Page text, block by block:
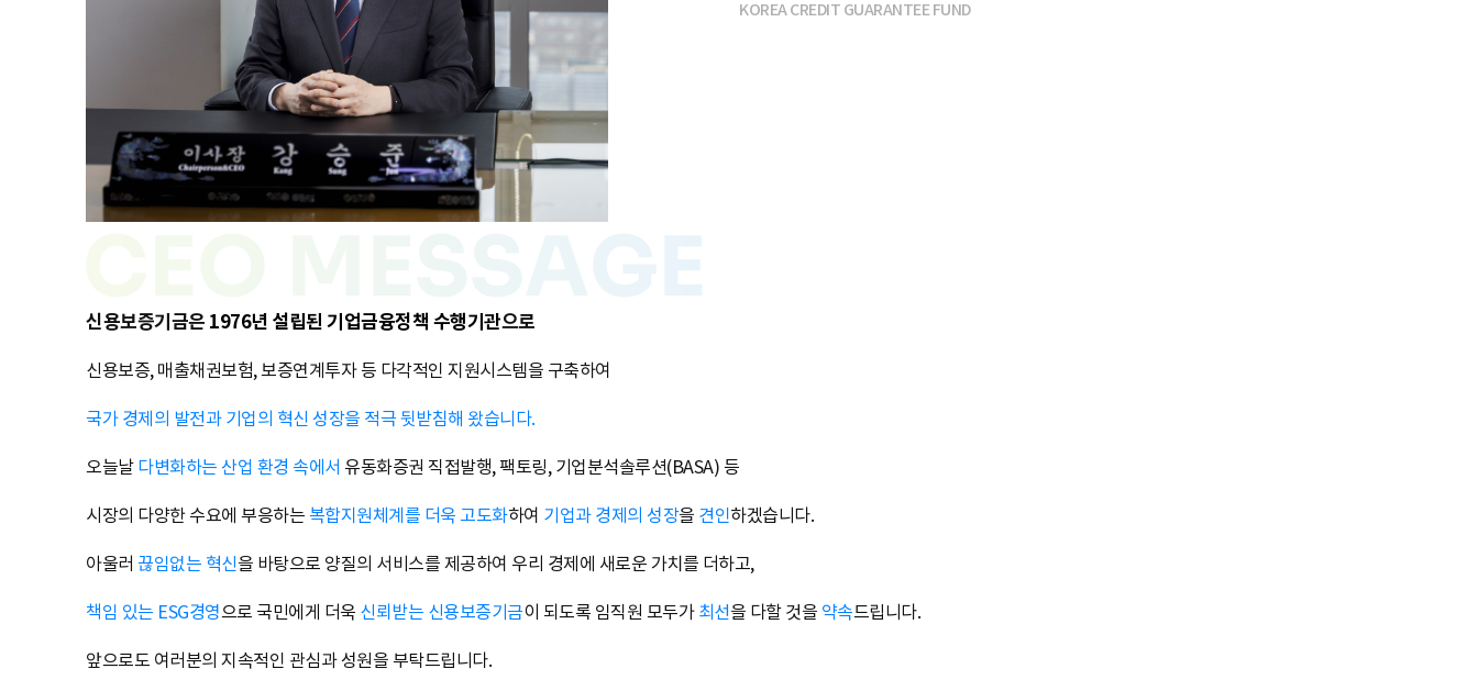
KOREA CREDIT GUARANTEE FUND
신용보증기금은 1976년 설립된 기업금융정책 수행기관으로
신용보증, 매출채권보험, 보증연계투자 등 다각적인 지원시스템을 구축하여
국가 경제의 발전과 기업의 혁신 성장을 적극 뒷받침해 왔습니다.
오늘날 다변화하는 산업 환경 속에서 유동화증권 직접발행, 팩토링, 기업분석솔루션(BASA) 등
시장의 다양한 수요에 부응하는 복합지원체계를 더욱 고도화하여 기업과 경제의 성장을 견인하겠습니다.
아울러끊임없는 혁신을 바탕으로 양질의 서비스를 제공하여 우리 경제에 새로운 가치를 더하고,
책임 있는 ESG경영으로 국민에게 더욱 신뢰받는 신용보증기금이 되도록 임직원 모두가 최선을 다할 것을 약속드립니다.
앞으로도 여러분의 지속적인 관심과 성원을 부탁드립니다.